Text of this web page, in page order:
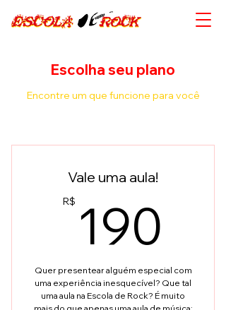
Escolha seu plano
Encontre um que funcione para você
Vale uma aula!
R$ 190
Quer presentear alguém especial com
uma experiência inesquecível? Que tal
uma aula na Escola de Rock? É muito